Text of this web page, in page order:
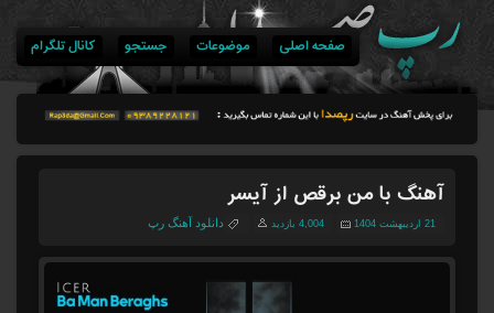
صفحه اصلی موضوعات جستجو کانال تلگرام
آهنگ با من برقص از آیسر
21 اردیبهشت 1404 4,004 بازدید دانلود آهنگ رپ